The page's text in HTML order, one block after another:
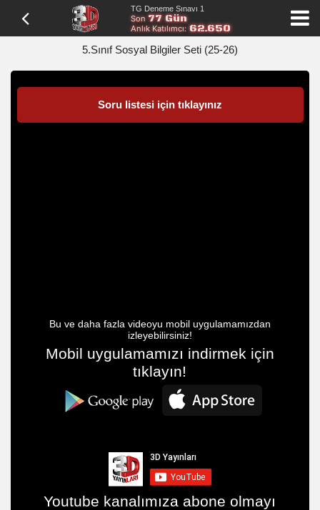
TG Deneme Sınavı 1
Son77 Gün
Anlık Katılımcı:62.650
5.Sınıf Sosyal Bilgiler Seti (25-26)
Soru listesi için tıklayınız
Bu ve daha fazla videoyu mobil uygulamamızdan
izleyebilirsiniz!
Mobil uygulamamızı indirmek için
tıklayın!
Youtube kanalımıza abone olmayı